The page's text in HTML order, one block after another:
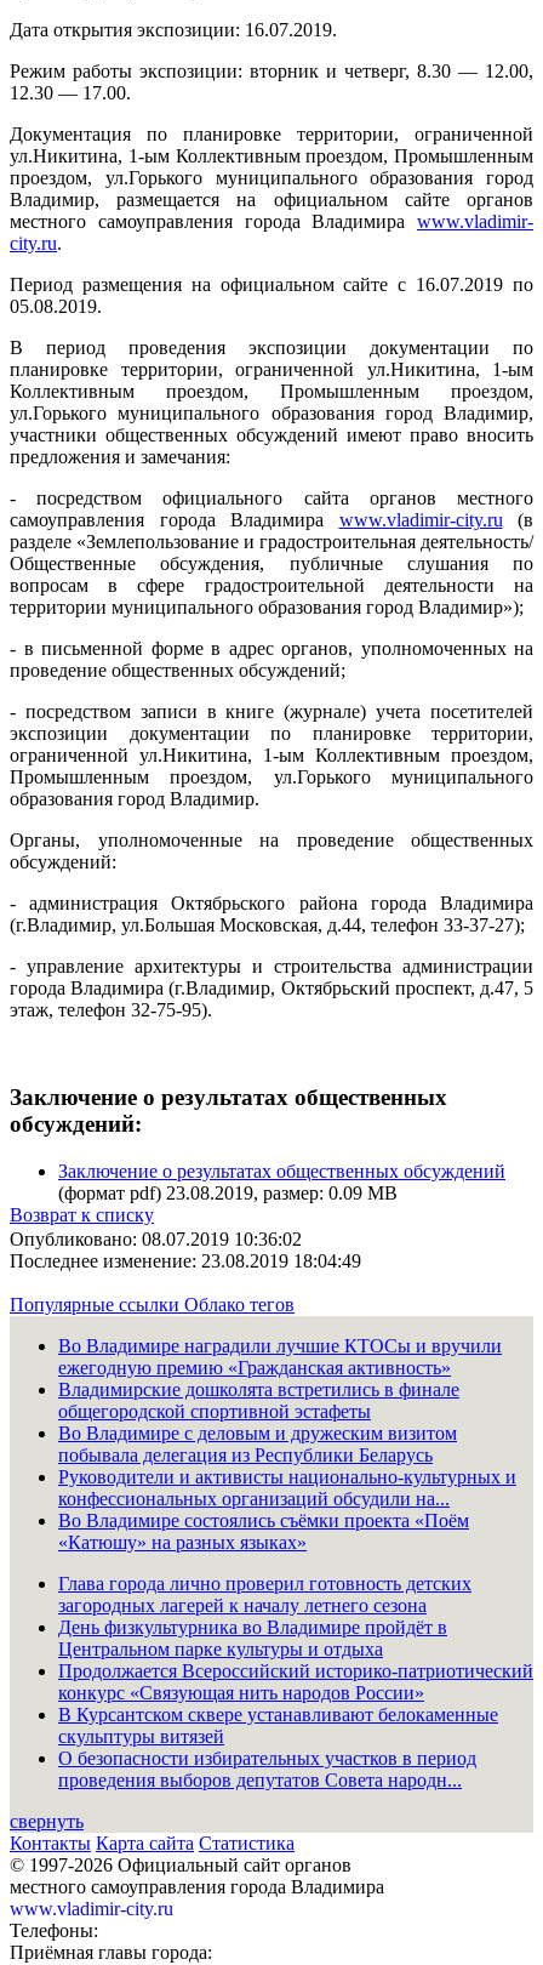
Дата открытия экспозиции: 16.07.2019.
Режим работы экспозиции: вторник и четверг, 8.30 — 12.00,
12.30 — 17.00.
Документация по планировке территории, ограниченной
ул.Никитина, 1-ым Коллективным проездом, Промышленным
проездом, ул.Горького муниципального образования город
Владимир, размещается на официальном сайте органов
местного самоуправления города Владимира www.vladimir-
city.ru.
Период размещения на официальном сайте с 16.07.2019 по
05.08.2019.
В период проведения экспозиции документации по
планировке территории, ограниченной ул.Никитина, 1-ым
Коллективным проездом, Промышленным проездом,
ул.Горького муниципального образования город Владимир,
участники общественных обсуждений имеют право вносить
предложения и замечания:
- посредством официального сайта органов местного
самоуправления города Владимира www.vladimir-city.ru (в
разделе «Землепользование и градостроительная деятельность/
Общественные обсуждения, публичные слушания по
вопросам в сфере градостроительной деятельности на
территории муниципального образования город Владимир»);
- в письменной форме в адрес органов, уполномоченных на
проведение общественных обсуждений;
- посредством записи в книге (журнале) учета посетителей
экспозиции документации по планировке территории,
ограниченной ул.Никитина, 1-ым Коллективным проездом,
Промышленным проездом, ул.Горького муниципального
образования город Владимир.
Органы, уполномоченные на проведение общественных
обсуждений:
- администрация Октябрьского района города Владимира
(г.Владимир, ул.Большая Московская, д.44, телефон 33-37-27);
- управление архитектуры и строительства администрации
города Владимира (г.Владимир, Октябрьский проспект, д.47, 5
этаж, телефон 32-75-95).
Заключение о результатах общественных
обсуждений:
Заключение о результатах общественных обсуждений
(формат pdf) 23.08.2019, размер: 0.09 MB
Возврат к списку
Опубликовано: 08.07.2019 10:36:02
Последнее изменение: 23.08.2019 18:04:49
Популярные ссылки Облако тегов
Во Владимире наградили лучшие КТОСы и вручили
ежегодную премию «Гражданская активность»
Владимирские дошколята встретились в финале
общегородской спортивной эстафеты
Во Владимире с деловым и дружеским визитом
побывала делегация из Республики Беларусь
Руководители и активисты национально-культурных и
конфессиональных организаций обсудили на...
Во Владимире состоялись съёмки проекта «Поём
«Катюшу» на разных языках»
Глава города лично проверил готовность детских
загородных лагерей к началу летнего сезона
День физкультурника во Владимире пройдёт в
Центральном парке культуры и отдыха
Продолжается Всероссийский историко-патриотический
конкурс «Связующая нить народов России»
В Курсантском сквере устанавливают белокаменные
скульптуры витязей
О безопасности избирательных участков в период
проведения выборов депутатов Совета народн...
свернуть
Контакты Карта сайта Статистика
© 1997-2026 Официальный сайт органов
местного самоуправления города Владимира
www.vladimir-city.ru
Телефоны:
Приёмная главы города: